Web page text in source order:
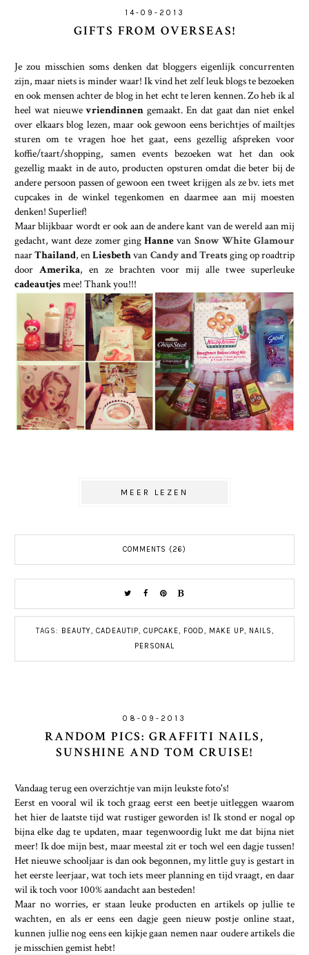
14-09-2013
GIFTS FROM OVERSEAS!
Je zou misschien soms denken dat bloggers eigenlijk concurrenten
zijn, maar niets is minder waar! Ik vind het zelf leuk blogs te bezoeken
en ook mensen achter de blog in het echt te leren kennen. Zo heb ik al
heel wat nieuwevriendinnengemaakt. En dat gaat dan niet enkel
over elkaars blog lezen, maar ook gewoon eens berichtjes of mailtjes
sturen om te vragen hoe het gaat, eens gezellig afspreken voor
koffie/taart/shopping, samen events bezoeken wat het dan ook
gezellig maakt in de auto, producten opsturen omdat die beter bij de
andere persoon passen of gewoon een tweet krijgen als ze bv. iets met
cupcakes in de winkel tegenkomen en daarmee aan mij moesten
denken! Superlief!
Maar blijkbaar wordt er ook aan de andere kant van de wereld aan mij
gedacht, want deze zomer gingHannevan Snow White Glamour
naarThailand, enLiesbethvan Candy and Treatsging op roadtrip
door Amerika, en ze brachten voor mij alle twee superleuke
cadeautjesmee! Thank you!!!
MEER LEZEN
COMMENTS (26)
TAGS: BEAUTY, CADEAUTIP, CUPCAKE, FOOD, MAKE UP, NAILS,
PERSONAL
08-09-2013
RANDOM PICS: GRAFFITI NAILS,
SUNSHINE AND TOM CRUISE!
Vandaag terug een overzichtje van mijn leukste foto's!
Eerst en vooral wil ik toch graag eerst een beetje uitleggen waarom
het hier de laatste tijd wat rustiger geworden is! Ik stond er nogal op
bijna elke dag te updaten, maar tegenwoordig lukt me dat bijna niet
meer! Ik doe mijn best, maar meestal zit er toch wel een dagje tussen!
Het nieuwe schooljaar is dan ook begonnen, my little guy is gestart in
het eerste leerjaar, wat toch iets meer planning en tijd vraagt, en daar
wil ik toch voor 100% aandacht aan besteden!
Maar no worries, er staan leuke producten en artikels op jullie te
wachten, en als er eens een dagje geen nieuw postje online staat,
kunnen jullie nog eens een kijkje gaan nemen naar oudere artikels die
je misschien gemist hebt!